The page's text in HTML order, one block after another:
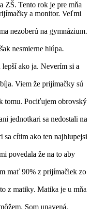
ZŠ. Tento rok je pre mňa
a monitor. Veľmi
nezoberú na gymnázium.
nesmierne hlúpa.
ako ja. Neverím si a
Viem že prijímačky sú
tomu. Pociťujem obrovský
jednotkari sa nedostali na
sa cítim ako ten najhlupejsi
povedala že na to aby
mať 90% z prijímačiek zo
z matiky. Matika je u mňa
Som unavená,